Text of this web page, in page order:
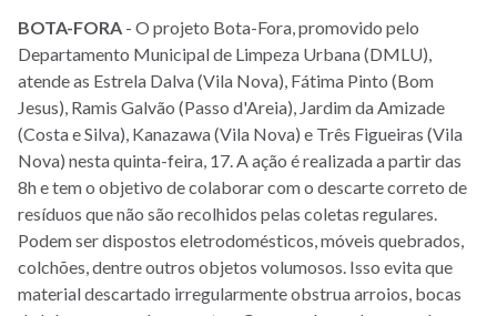
BOTA-FORA - O projeto Bota-Fora, promovido pelo
Departamento Municipal de Limpeza Urbana (DMLU),
atende as Estrela Dalva (Vila Nova), Fátima Pinto (Bom
Jesus), Ramis Galvão (Passo d'Areia), Jardim da Amizade
(Costa e Silva), Kanazawa (Vila Nova) e Três Figueiras (Vila
Nova) nesta quinta-feira, 17. A ação é realizada a partir das
8h e tem o objetivo de colaborar com o descarte correto de
resíduos que não são recolhidos pelas coletas regulares.
Podem ser dispostos eletrodomésticos, móveis quebrados,
colchões, dentre outros objetos volumosos. Isso evita que
material descartado irregularmente obstrua arroios, bocas